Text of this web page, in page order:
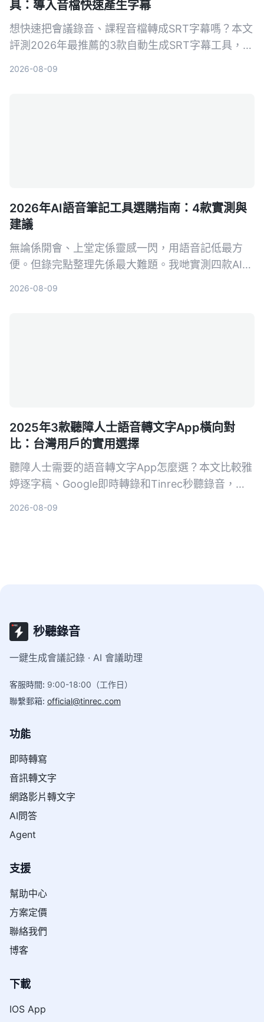
具：導入音檔快速產生字幕
想快速把會議錄音、課程音檔轉成SRT字幕嗎？本文
評測2026年最推薦的3款自動生成SRT字幕工具，並
2026-08-09
2026年AI語音筆記工具選購指南：4款實測與
建議
無論係開會、上堂定係靈感一閃，用語音記低最方
便。但錄完點整理先係最大難題。我哋實測四款AI語
2026-08-09
2025年3款聽障人士語音轉文字App橫向對
比：台灣用戶的實用選擇
聽障人士需要的語音轉文字App怎麼選？本文比較雅
婷逐字稿、Google即時轉錄和Tinrec秒聽錄音，從
2026-08-09
秒聽錄音
一鍵生成會議記錄 · AI 會議助理
客服時間: 9:00-18:00（工作日）
聯繫郵箱: official@tinrec.com
功能
即時轉寫
音訊轉文字
網路影片轉文字
AI問答
Agent
支援
幫助中心
方案定價
聯絡我們
博客
下載
IOS App